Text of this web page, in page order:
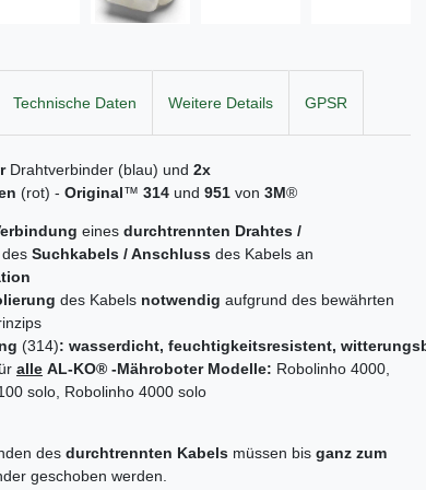
Technische Daten Weitere Details GPSR
Drahtverbinder (blau) und 2x
(rot) - Original™ 314 und 951 von 3M®
eines durchtrennten Drahtes /
des Suchkabels / Anschluss des Kabels an
des Kabels notwendig aufgrund des bewährten
(314): wasserdicht, feuchtigkeitsresistent,
alle AL-KO® -Mähroboter Modelle: Robolinho 4000,
solo, Robolinho 4000 solo
des durchtrennten Kabels müssen bis ganz zum
geschoben werden.